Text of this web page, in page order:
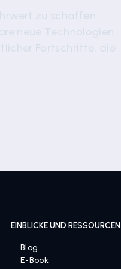
EINBLICKE UND RESSOURCEN
Blog
E-Book